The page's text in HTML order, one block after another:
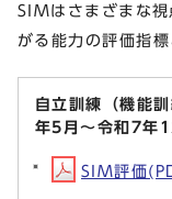
SIMはさまざまな
がる能力の評価指標
自立訓練（機能
年5月～令和7年
SIM評価